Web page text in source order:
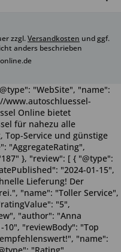
zzgl.Versandkosten und ggf.
anders beschrieben
"WebSite", "name":
www.autoschluessel-
Online bietet
für nahezu alle
Top-Service und günstige
"AggregateRating",
}, "review": [ { "@type":
"2024-01-15",
Lieferung! Der
"name": "Toller Service",
"5",
"author": "Anna
"reviewBody": "Top
"name":